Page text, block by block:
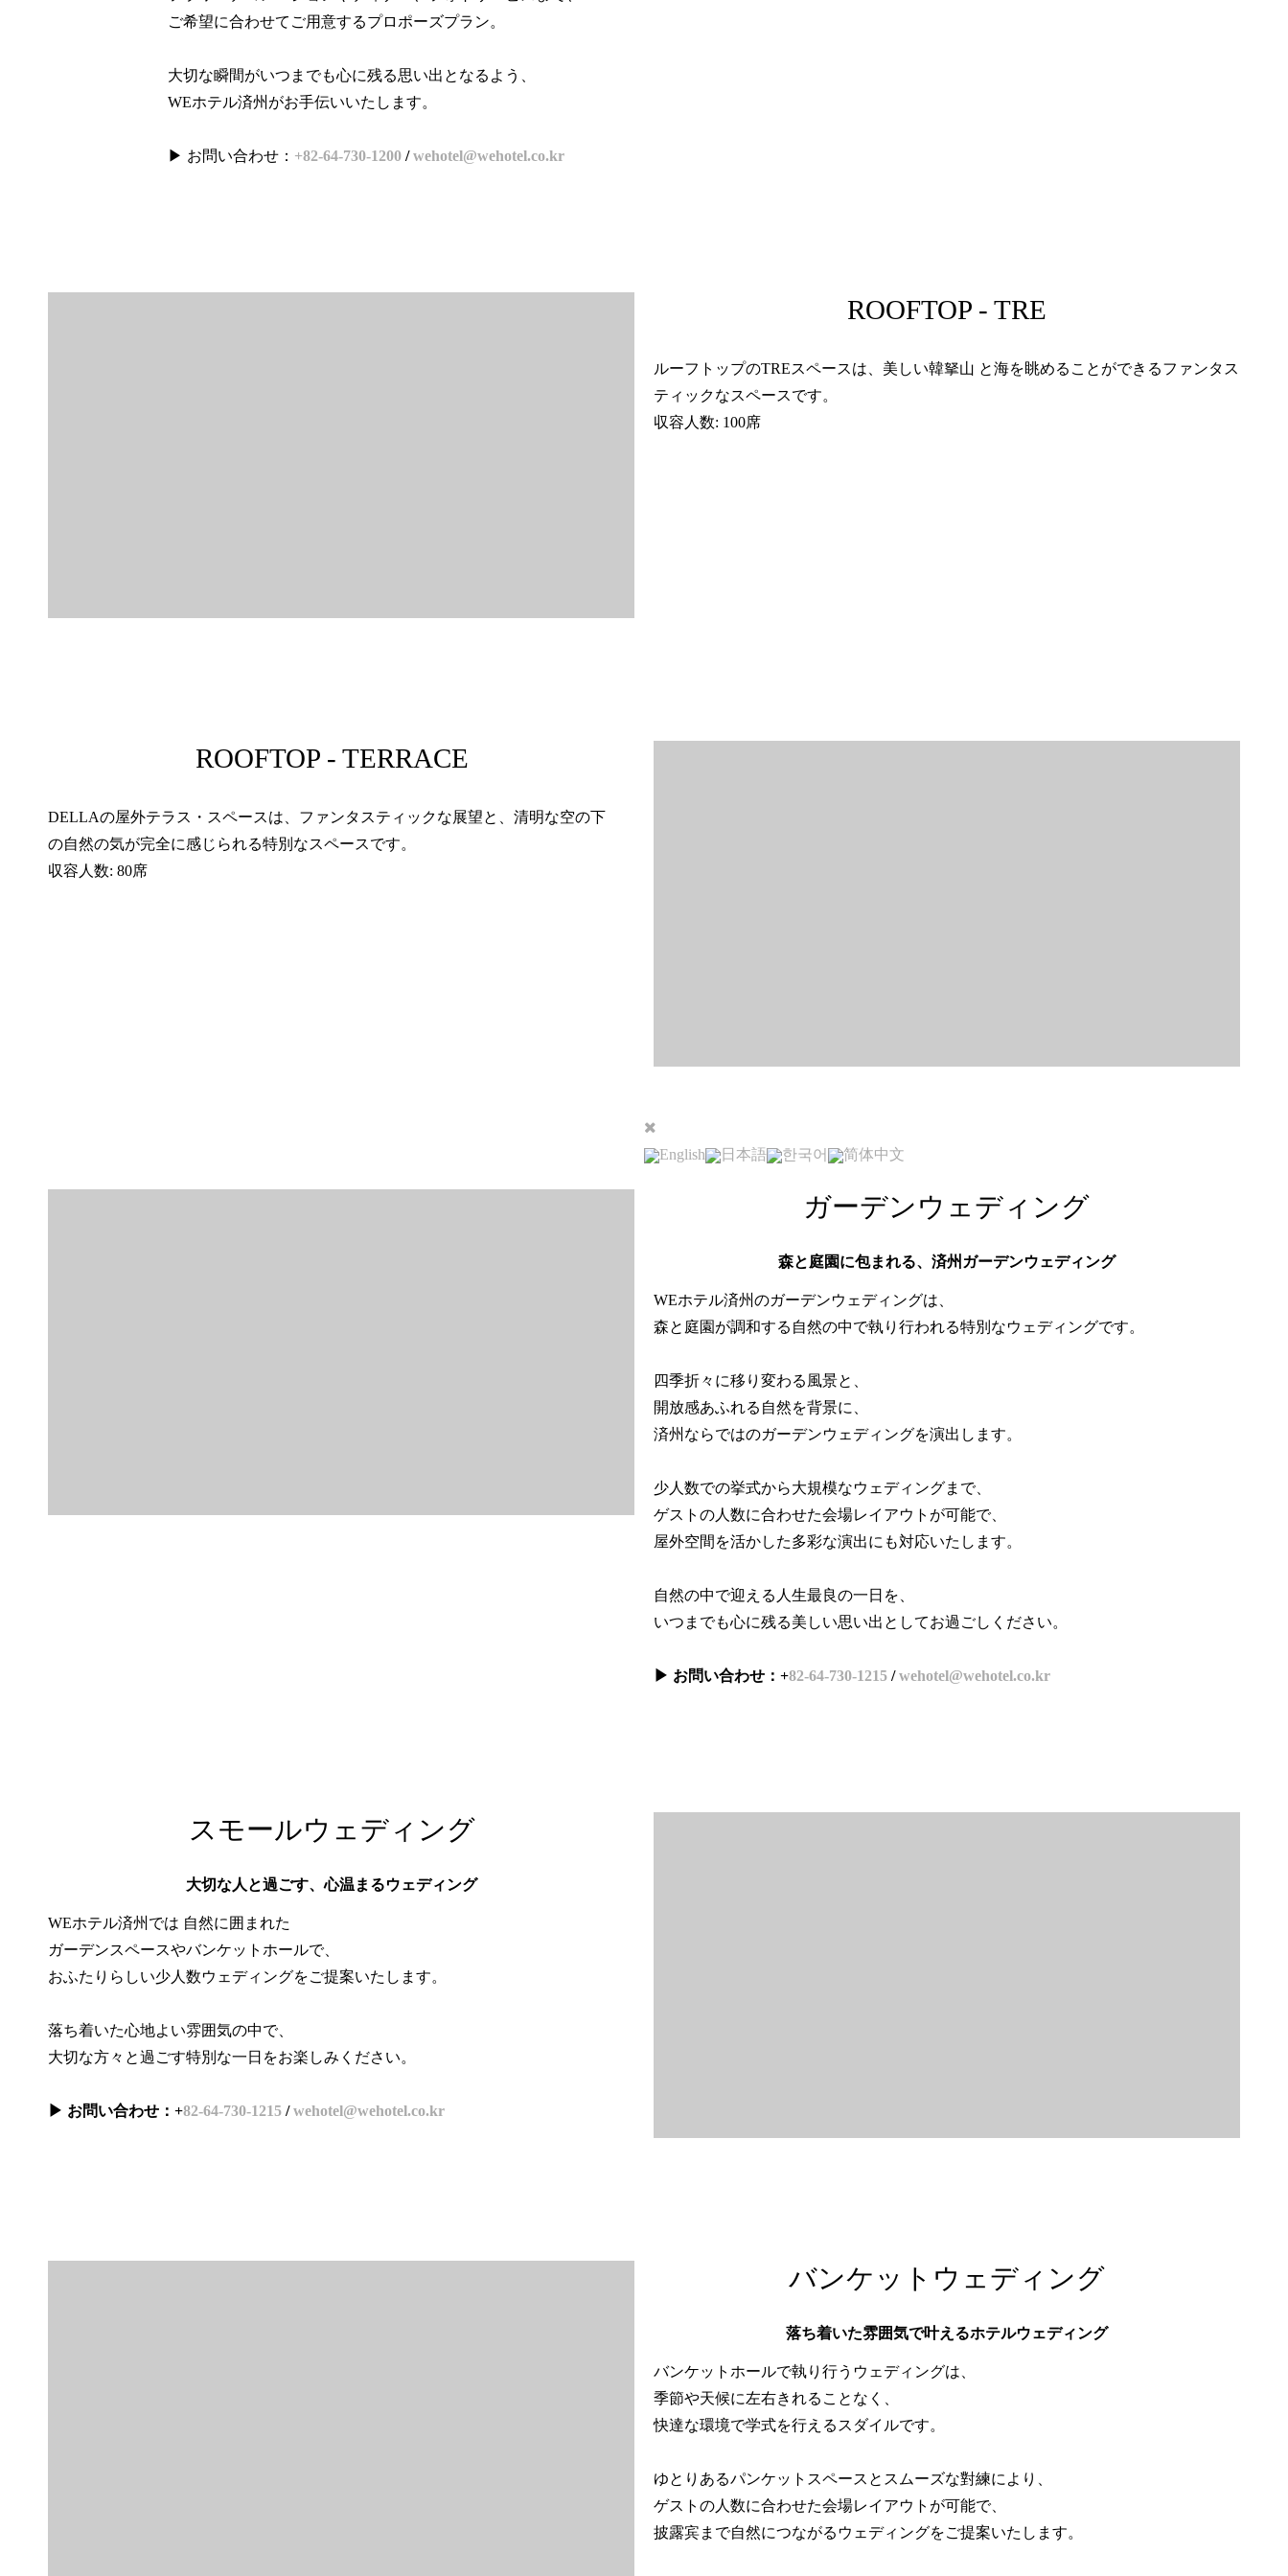
English 日本語 한국어 简体中文
ご希望に合わせてご用意するプロポーズプラン。
大切な瞬間がいつまでも心に残る思い出となるよう、
WEホテル済州がお手伝いいたします。
▶ お問い合わせ： +82-64-730-1200/wehotel@wehotel.co.kr
ROOFTOP - TRE
ルーフトップのTREスペースは、美しい韓拏山 と海を眺めることができるファンタス
ティックなスペースです。
収容人数: 100席
ROOFTOP - TERRACE
DELLAの屋外テラス・スペースは、ファンタスティックな展望と、清明な空の下
の自然の気が完全に感じられる特別なスペースです。
収容人数: 80席
ガーデンウェディング
森と庭園に包まれる、済州ガーデンウェディング
WEホテル済州のガーデンウェディングは、
森と庭園が調和する自然の中で執り行われる特別なウェディングです。
四季折々に移り変わる風景と、
開放感あふれる自然を背景に、
済州ならではのガーデンウェディングを演出します。
少人数での挙式から大規模なウェディングまで、
ゲストの人数に合わせた会場レイアウトが可能で、
屋外空間を活かした多彩な演出にも対応いたします。
自然の中で迎える人生最良の一日を、
いつまでも心に残る美しい思い出としてお過ごしください。
▶ お問い合わせ：+82-64-730-1215/wehotel@wehotel.co.kr
スモールウェディング
大切な人と過ごす、心温まるウェディング
WEホテル済州では 自然に囲まれた
ガーデンスペースやバンケットホールで、
おふたりらしい少人数ウェディングをご提案いたします。
落ち着いた心地よい雰囲気の中で、
大切な方々と過ごす特別な一日をお楽しみください。
▶ お問い合わせ：+82-64-730-1215 /wehotel@wehotel.co.kr
バンケットウェディング
落ち着いた雰囲気で叶えるホテルウェディング
バンケットホールで執り行うウェディングは、
季節や天候に左右きれることなく、
快達な環境で学式を行えるスダイルです。
ゆとりあるパンケットスペースとスムーズな對練により、
ゲストの人数に合わせた会場レイアウトが可能で、
披露宾まで自然につながるウェディングをご提案いたします。